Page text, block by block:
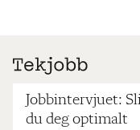
Jobbintervjuet:
du deg optimalt